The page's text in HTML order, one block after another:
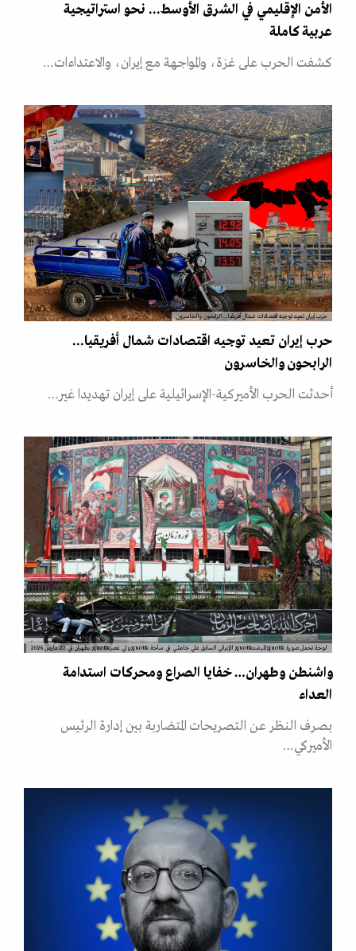
الأمن الإقليمي في الشرق الأوسط... نحو استراتيجية
عربية كاملة
كشفت الحرب على غزة، والمواجهة مع إيران، والاعتداءات…
حرب إيران تعيد توجيه اقتصادات شمال أفريقيا... الرابحون والخاسرون
حرب إيران تعيد توجيه اقتصادات شمال أفريقيا...
الرابحون والخاسرون
أحدثت الحرب الأميركية-الإسرائيلية على إيران تهديدا غير…
لوحة تحمل صورة &quot;المرشد&quot; الإيراني السابق علي خامنئي في ساحة &quot;ولي عصر&quot; بطهران في 22 مارس 2026
واشنطن وطهران… خفايا الصراع ومحركات استدامة
العداء
بصرف النظر عن التصريحات المتضاربة بين إدارة الرئيس
الأميركي…